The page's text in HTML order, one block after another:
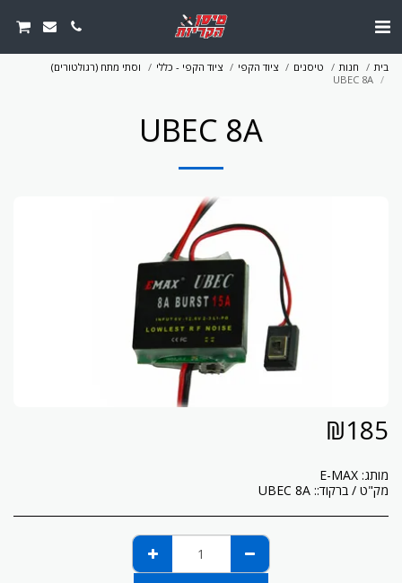
בית חנות טיסנים ציוד הקפי ציוד הקפי - כללי
וסתי מתח (רגולטורים)
UBEC 8A
UBEC 8A
₪185
מותג: E-MAX
מק"ט / ברקוד:: UBEC 8A